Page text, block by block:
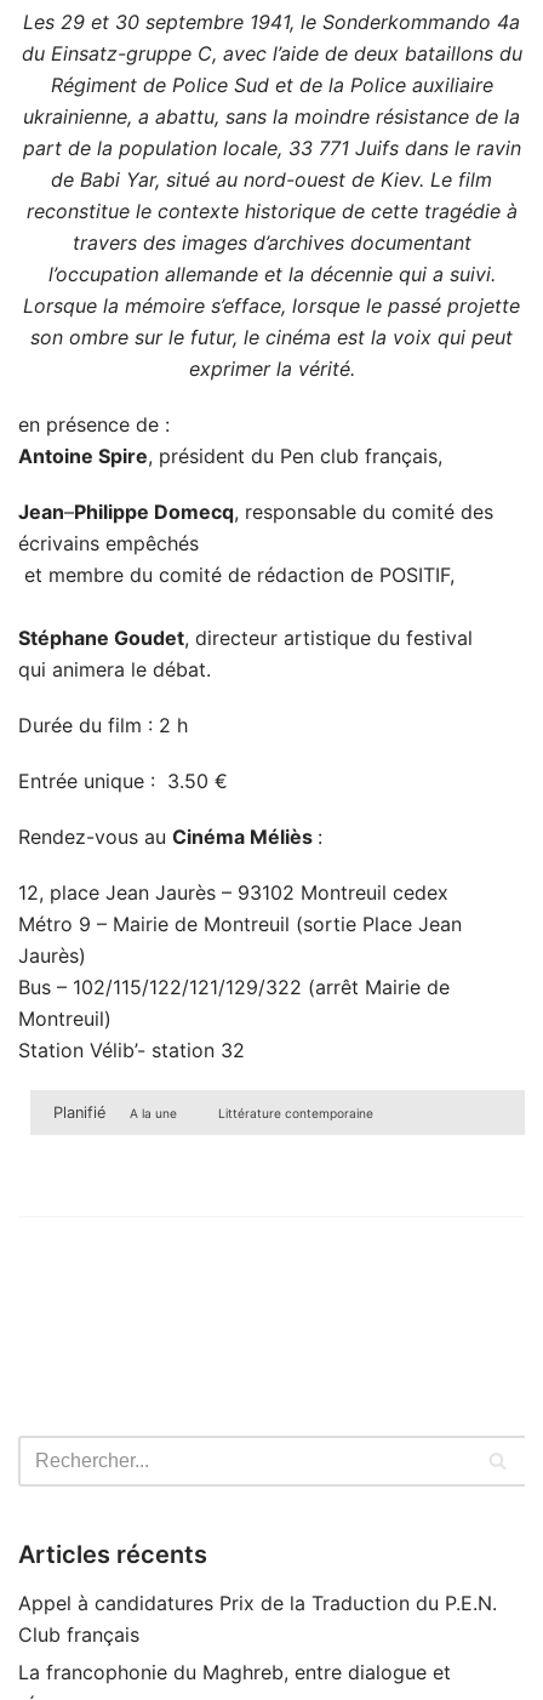
Les 29 et 30 septembre 1941, le Sonderkommando 4a
du Einsatz-gruppe C, avec l’aide de deux bataillons du
Régiment de Police Sud et de la Police auxiliaire
ukrainienne, a abattu, sans la moindre résistance de la
part de la population locale, 33 771 Juifs dans le ravin
de Babi Yar, situé au nord-ouest de Kiev. Le film
reconstitue le contexte historique de cette tragédie à
travers des images d’archives documentant
l’occupation allemande et la décennie qui a suivi.
Lorsque la mémoire s’efface, lorsque le passé projette
son ombre sur le futur, le cinéma est la voix qui peut
exprimer la vérité.
en présence de :
Antoine Spire, président du Pen club français,
Jean–Philippe Domecq, responsable du comité des
écrivains empêchés
et membre du comité de rédaction de POSITIF,
Stéphane Goudet, directeur artistique du festival
qui animera le débat.
Durée du film : 2 h
Entrée unique : 3.50 €
Rendez-vous au Cinéma Méliès :
12, place Jean Jaurès – 93102 Montreuil cedex
Métro 9 – Mairie de Montreuil (sortie Place Jean
Jaurès)
Bus – 102/115/122/121/129/322 (arrêt Mairie de
Montreuil)
Station Vélib’- station 32
Planifié A la une Littérature contemporaine
Articles récents
Appel à candidatures Prix de la Traduction du P.E.N.
Club français
La francophonie du Maghreb, entre dialogue et